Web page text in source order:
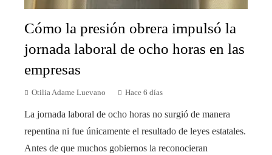
Cómo la presión obrera impulsó la
jornada laboral de ocho horas en las
empresas
Otilia Adame Luevano Hace 6 días
La jornada laboral de ocho horas no surgió de manera
repentina ni fue únicamente el resultado de leyes estatales.
Antes de que muchos gobiernos la reconocieran